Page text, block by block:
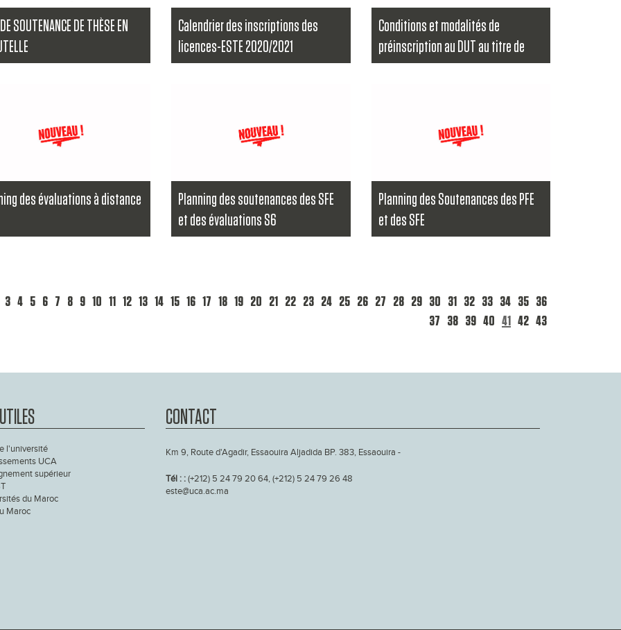
SOUTENANCE DE THÈSE EN
Calendrier des inscriptions des
licences-ESTE 2020/2021
Conditions et modalités de
préinscription au DUT au titre de
l'année universitaire 2020-2021
des évaluations à distance
Planning des soutenances des SFE
et des évaluations S6
Planning des Soutenances des PFE
et des SFE
3 4 5 6 7 8 9 10 11 12 13 14 15 16 17 18 19 20 21 22 23 24 25 26 27 28 29 30 31 32 33 34 35 36
37 38 39 40 41 42 43
l'université
UCA
supérieur
du Maroc
Maroc
CONTACT
Km 9, Route d'Agadir, Essaouira Aljadida BP. 383, Essaouira -
Tél : :(+212) 5 24 79 20 64, (+212) 5 24 79 26 48
este@uca.ac.ma